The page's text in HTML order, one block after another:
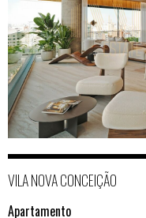
VILA NOVA CONCEIÇÃO
Apartamento